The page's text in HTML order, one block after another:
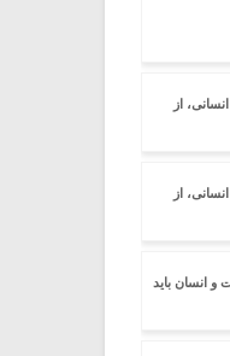
از
از
و انسان باید